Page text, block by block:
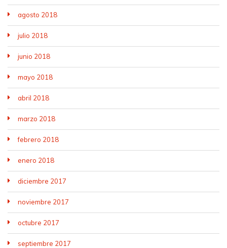
agosto 2018
julio 2018
junio 2018
mayo 2018
abril 2018
marzo 2018
febrero 2018
enero 2018
diciembre 2017
noviembre 2017
octubre 2017
septiembre 2017